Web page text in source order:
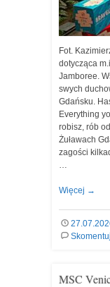
Fot.
dotycząca
Jamboree.
swych
Gdańsku.
Everything
robisz, rób
Żuławach
zagości
…
Więcej →
Skomentuj
MSC